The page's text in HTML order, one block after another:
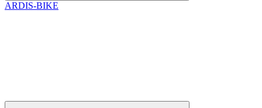
ARDIS-BIKE